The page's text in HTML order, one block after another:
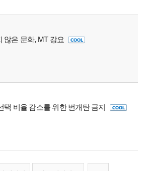
않은 문화, MT 강요
택 비율 감소를 위한 번개탄 금지